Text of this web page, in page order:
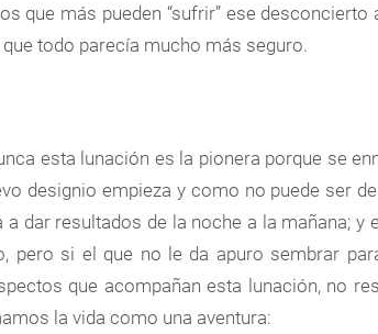
que más pueden “sufrir” ese desconcierto
todo parecía mucho más seguro.
esta lunación es la pionera porque se
designio empieza y como no puede ser
a dar resultados de la noche a la mañana; y
pero si el que no le da apuro sembrar
que acompañan esta lunación, no
la vida como una aventura: